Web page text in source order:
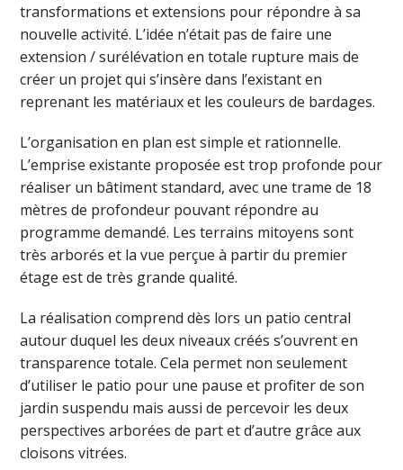
transformations et extensions pour répondre à sa
nouvelle activité. L’idée n’était pas de faire une
extension / surélévation en totale rupture mais de
créer un projet qui s’insère dans l’existant en
reprenant les matériaux et les couleurs de bardages.
L’organisation en plan est simple et rationnelle.
L’emprise existante proposée est trop profonde pour
réaliser un bâtiment standard, avec une trame de 18
mètres de profondeur pouvant répondre au
programme demandé. Les terrains mitoyens sont
très arborés et la vue perçue à partir du premier
étage est de très grande qualité.
La réalisation comprend dès lors un patio central
autour duquel les deux niveaux créés s’ouvrent en
transparence totale. Cela permet non seulement
d’utiliser le patio pour une pause et profiter de son
jardin suspendu mais aussi de percevoir les deux
perspectives arborées de part et d’autre grâce aux
cloisons vitrées.